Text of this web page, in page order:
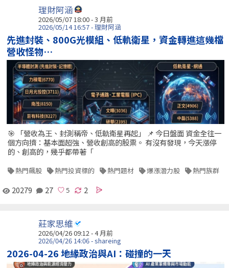
理財阿涵
2026/05/07 18:00 - 3 月前
2026/05/14 16:57 - 理財阿涵
先進封裝、800G光模組、低軌衛星，資金轉進這幾檔
營收怪物…
🎯 「營收為王、封測稱帝、低軌衛星再起」 📌 今日盤面 資金全往一
個方向擠：基本面超強、營收創高的股票。 有沒有發現，今天漲停
的、創高的，幾乎都帶著「
熱門飆股 熱門投資標的 熱門題材 爆漲潛力股 熱門族群
20279 27 2
莊家思維
2026/04/26 09:12 - 4 月前
2026/04/26 14:06 - shareing
2026-04-26 地緣政治與AI：碰撞的一天